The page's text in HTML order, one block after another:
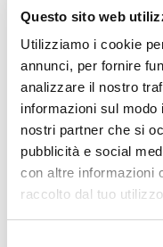
Questo sito web
Utilizziamo i cookie
annunci, per fornire
analizzare il nostro
informazioni sul
nostri partner che si
pubblicità e social
con altre informazioni
raccolto dal tuo
Completo
Corso
SUPER
Completo
+ Saldatrice in
Corso